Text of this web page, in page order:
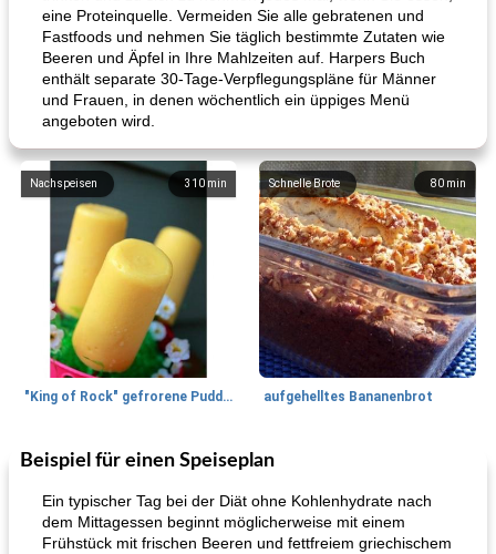
eine Proteinquelle. Vermeiden Sie alle gebratenen und
Fastfoods und nehmen Sie täglich bestimmte Zutaten wie
Beeren und Äpfel in Ihre Mahlzeiten auf. Harpers Buch
enthält separate 30-Tage-Verpflegungspläne für Männer
und Frauen, in denen wöchentlich ein üppiges Menü
angeboten wird.
310 min
Nachspeisen
"King of Rock" gefrorene Pudding Pops
80 min
Schnelle Brote
aufgehelltes Bananenbrot
27min
Mittagessen / Snacks Potluck Desserts
Beispiel für einen Speiseplan
Ein typischer Tag bei der Diät ohne Kohlenhydrate nach
dem Mittagessen beginnt möglicherweise mit einem
Frühstück mit frischen Beeren und fettfreiem griechischem